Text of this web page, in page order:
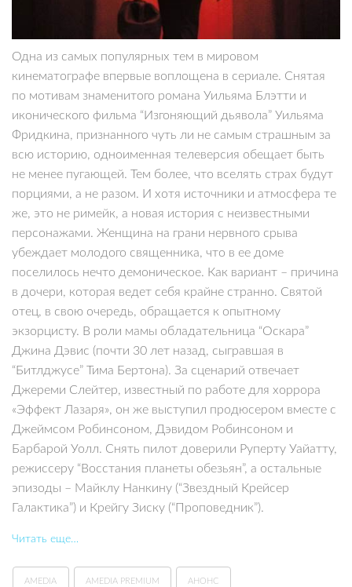
Одна из самых популярных тем в мировом
кинематографе впервые воплощена в сериале. Снятая
по мотивам знаменитого романа Уильяма Блэтти и
иконического фильма “Изгоняющий дьявола” Уильяма
Фридкина, признанного чуть ли не самым страшным за
всю историю, одноименная телеверсия обещает быть
не менее пугающей. Тем более, что вселять страх будут
порциями, а не разом. И хотя источники и атмосфера те
же, это не римейк, а новая история с неизвестными
персонажами. Женщина на грани нервного срыва
убеждает молодого священника, что в ее доме
поселилось нечто демоническое. Как вариант – причина
в дочери, которая ведет себя крайне странно. Святой
отец, в свою очередь, обращается к опытному
экзорцисту. В роли мамы обладательница “Оскара”
Джина Дэвис (почти 30 лет назад, сыгравшая в
“Битлджусе” Тима Бертона). За сценарий отвечает
Джереми Слейтер, известный по работе для хоррора
«Эффект Лазаря», он же выступил продюсером вместе с
Джеймсом Робинсоном, Дэвидом Робинсоном и
Барбарой Уолл. Снять пилот доверили Руперту Уайатту,
режиссеру “Восстания планеты обезьян”, а остальные
эпизоды – Майклу Нанкину (“Звездный Крейсер
Галактика”) и Крейгу Зиску (“Проповедник”).
Читать еще…
AMEDIA AMEDIA PREMIUM АНОНС